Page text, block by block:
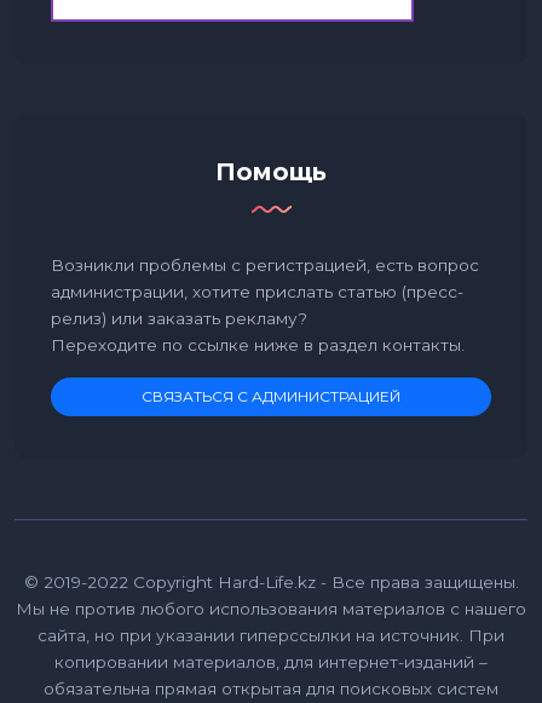
Помощь
Возникли проблемы с регистрацией, есть вопрос
администрации, хотите прислать статью (пресс-
релиз) или заказать рекламу?
Переходите по ссылке ниже в раздел контакты.
СВЯЗАТЬСЯ С АДМИНИСТРАЦИЕЙ
© 2019-2022 Copyright Hard-Life.kz - Все права защищены.
Мы не против любого использования материалов с нашего
сайта, но при указании гиперссылки на источник. При
копировании материалов, для интернет-изданий –
обязательна прямая открытая для поисковых систем